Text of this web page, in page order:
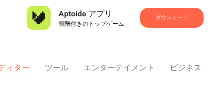
Aptoide アプリ
報酬付きのトップゲーム
ダウンロード
ィター ツール エンターテイメント ビジネス